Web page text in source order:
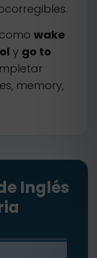
wake
y go to
memory,
Inglés